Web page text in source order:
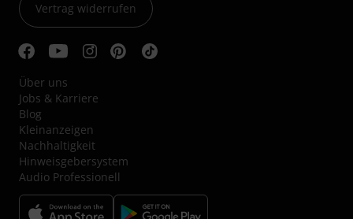
Vertrag widerrufen
Über uns
Jobs & Karriere
Blog
Kleinanzeigen
Nachhaltigkeit
Hinweisgebersystem
Audio Professionell